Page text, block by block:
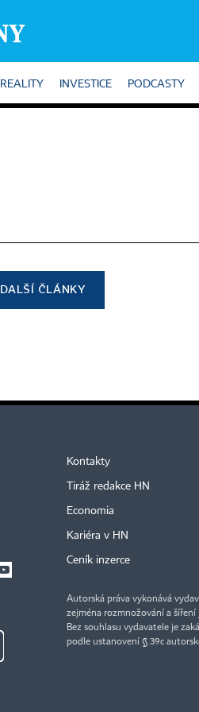
REALITY INVESTICE PODCASTY
DALŠÍ ČLÁNKY
Kontakty
Tiráž redakce HN
Economia
Kariéra v HN
Ceník inzerce
Autorská práva vykonává
zejména rozmnožování a
Bez souhlasu vydavatele je
podle ustanovení § 39c